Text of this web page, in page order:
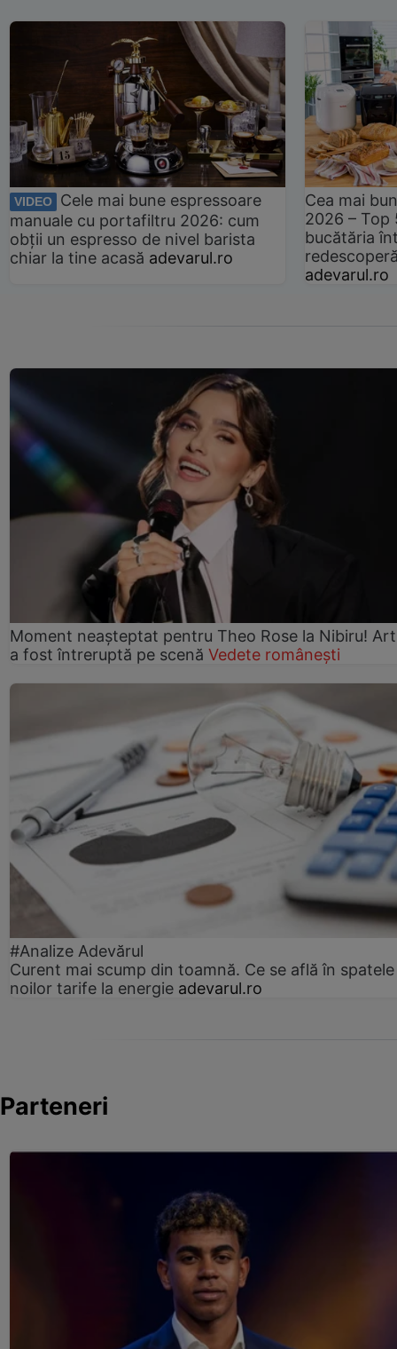
VIDEO
Cele mai bune espressoare
manuale cu portafiltru 2026: cum
obții un espresso de nivel barista
chiar la tine acasă adevarul.ro
Cea mai
2026 –
bucătăria
adevarul.ro
Moment neașteptat pentru Theo Rose la Nibiru!
a fost întreruptă pe scenă Vedete românești
#Analize Adevărul
Curent mai scump din toamnă. Ce se află în spatele
noilor tarife la energie adevarul.ro
Parteneri